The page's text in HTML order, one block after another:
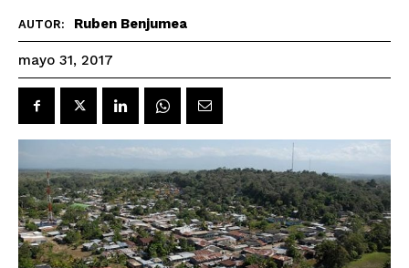
AUTOR: Ruben Benjumea
mayo 31, 2017